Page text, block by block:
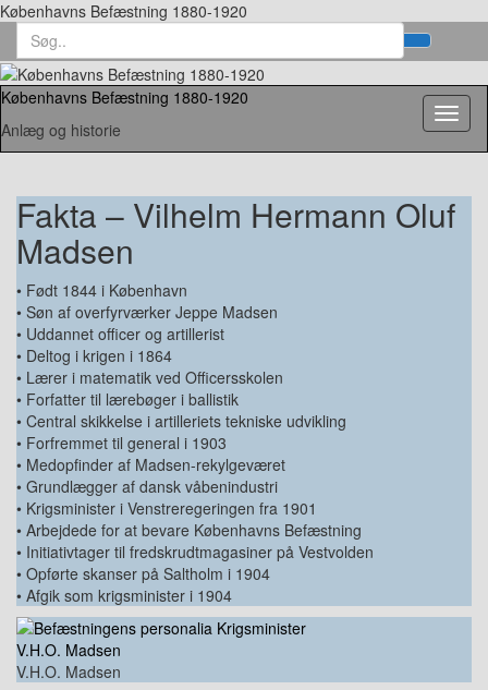
Københavns Befæstning 1880-1920
form
Search
for:
Københavns Befæstning 1880-1920
Anlæg og historie
Fakta – Vilhelm Hermann Oluf
Madsen
• Født 1844 i København
• Søn af overfyrværker Jeppe Madsen
• Uddannet officer og artillerist
• Deltog i krigen i 1864
• Lærer i matematik ved Officersskolen
• Forfatter til lærebøger i ballistik
• Central skikkelse i artilleriets tekniske udvikling
• Forfremmet til general i 1903
• Medopfinder af Madsen-rekylgeværet
• Grundlægger af dansk våbenindustri
• Krigsminister i Venstreregeringen fra 1901
• Arbejdede for at bevare Københavns Befæstning
• Initiativtager til fredskrudtmagasiner på Vestvolden
• Opførte skanser på Saltholm i 1904
• Afgik som krigsminister i 1904
V.H.O. Madsen